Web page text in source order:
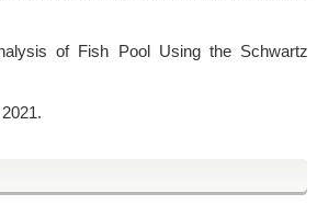
of Fish Pool Using the Schwartz